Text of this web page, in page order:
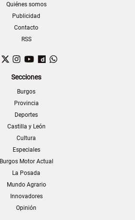
Quiénes somos
Publicidad
Contacto
RSS
Facebook
TwitterInstagram
YouTubeDailymotion
Secciones
Burgos
Provincia
Deportes
Castilla y León
Cultura
Especiales
Burgos Motor Actual
La Posada
Mundo Agrario
Innovadores
Opinión